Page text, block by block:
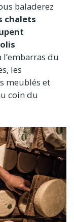
baladerez
chalets
l’embarras du
les
meublés et
coin du